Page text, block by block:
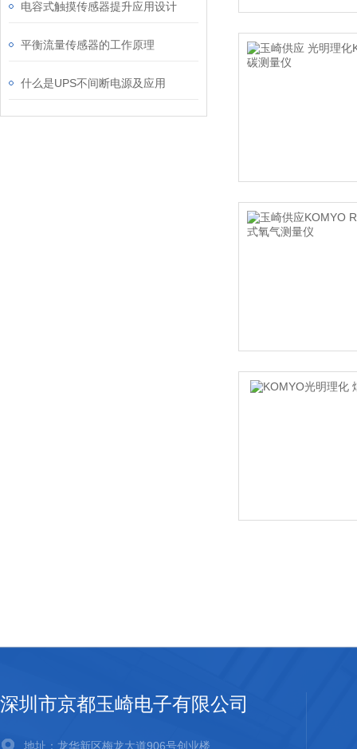
电容式触摸传感器提升应用设计
平衡流量传感器的工作原理
什么是UPS不间断电源及应用
深圳市京都玉崎电子有限公司
地址：龙华新区梅龙大道906号创业楼